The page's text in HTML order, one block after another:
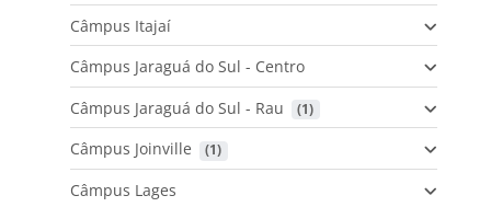
Câmpus Itajaí
Câmpus Jaraguá do Sul - Centro
Câmpus Jaraguá do Sul - Rau
(1)
Câmpus Joinville (1)
Câmpus Lages